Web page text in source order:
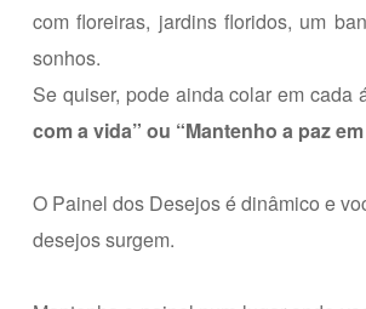
com floreiras, jardins floridos, um
sonhos.
Se quiser, pode ainda colar em cada
com a vida” ou “Mantenho a paz
O Painel dos Desejos é dinâmico e
desejos surgem.